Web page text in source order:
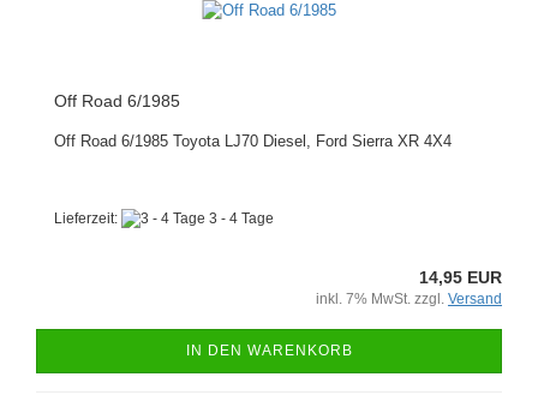
Off Road 6/1985
Off Road 6/1985 Toyota LJ70 Diesel, Ford Sierra XR 4X4
Lieferzeit: 3 - 4 Tage
14,95 EUR
inkl. 7% MwSt. zzgl. Versand
IN DEN WARENKORB